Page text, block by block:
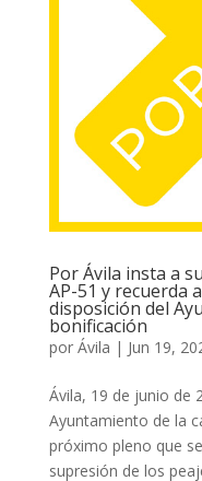
Por Ávila insta a
AP-51 y recuerda
disposición del
bonificación
por Ávila | Jun 19,
Ávila, 19 de junio de
Ayuntamiento de la
próximo pleno que
supresión de los